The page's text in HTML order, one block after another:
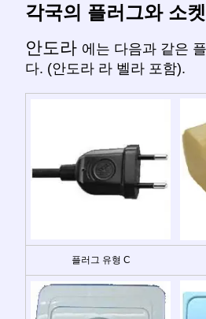
각국의 플러그와 소켓
안도라 에는 다음과 같은
다. (안도라 라 벨라 포함).
플러그 유형 C